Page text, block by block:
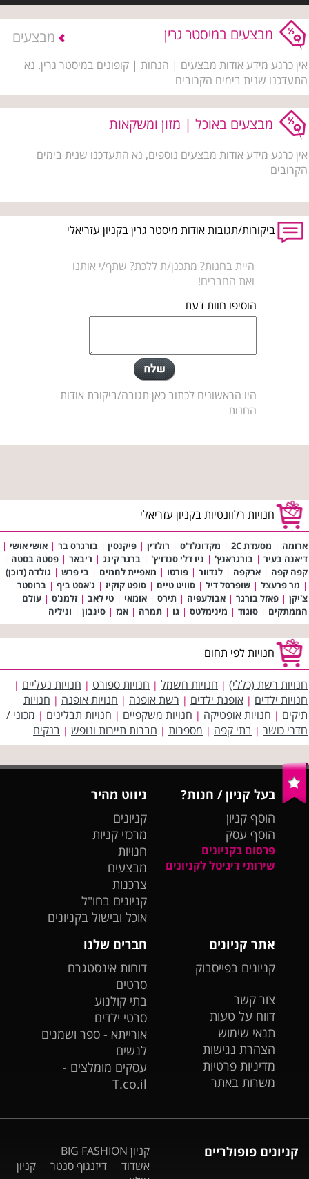
מבצעים במיסטר גרין מבצעים
אין כרגע מידע אודות מבצעים | הנחות | קופונים במיסטר גרין. נא
התעדכנו שנית בימים הקרובים
מבצעים באוכל | מזון ומשקאות
אין כרגע מידע אודות מבצעים נוספים, נא התעדכנו שנית בימים
הקרובים
ביקורות/תגובות אודות מיסטר גרין בקניון עזריאלי
היית בחנות? מתכנן/ת ללכת? שתף/י אותנו
ואת החברים!
הוסיפו חוות דעת
היו הראשונים לכתוב כאן תגובה/ביקורת אודות
החנות
חנויות רלוונטיות בקניון עזריאלי
ארומה | מסעדת 2C | מקדונלד'ס | רולדין | פיקנסין | בורגרס בר | אושי אושי |
דיאנה בעיר | בורגראנץ' | ניו דלי סנדויץ' | ברגר קינג | ריבאר | פסטה בסטה |
קפה קפה | ארקפה | לנדוור | פורטו | מאפיית לחמים | בי פרש | גולדה (דוכן)
| מר פרעצל | שופרסל דיל | סוויט טיים | סופט קוקיז | ג'אסט ביף | ברוסטר
צ'יקן | פאזל בורגר | אבולעפיה | תירס | אומאי | טי לאב | זלמנ'ס | עולם
הממתקים | סוגוד | מינימלטס | גו | תמרה | אגז | סינבון | וניליה
חנויות לפי תחום
חנויות רשת (כללי) | חנויות חשמל | חנויות ספורט | חנויות נעליים |
חנויות ילדים | אופנת ילדים | רשת אופנה | חנויות אופנה | חנויות
תיקים | חנויות אופטיקה | חנויות משקפיים | חנויות תבלינים | מכוני /
חדרי כושר | בתי קפה | מספרות | חברות תיירות ונופש | בנקים
בעל קניון / חנות?
הוסף קניון
הוסף עסק
פרסום בקניונים
שירותי דיגיטל לקניונים
ניווט מהיר
קניונים
מרכזי קניות
חנויות
מבצעים
צרכנות
קניונים בחו"ל
אוכל ובישול בקניונים
אתר קניונים
קניונים בפייסבוק
צור קשר
דווח על טעות
תנאי שימוש
הצהרת נגישות
מדיניות פרטיות
משרות באתר
חברים שלנו
דוחות אינסטגרם
סרטים
בתי קולנוע
סרטי ילדים
אורייתא - ספר ושמנים
לנשים
עסקים מומלצים -
T.co.il
קניונים פופולריים
קניון BIG FASHION
אשדוד
דיזנגוף סנטר
קניון